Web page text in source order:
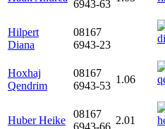
6943-63
Hilpert
Diana
08167
6943-23
Hoxhaj
Qendrim
08167
6943-53
1.06
Huber Heike
08167
2.01